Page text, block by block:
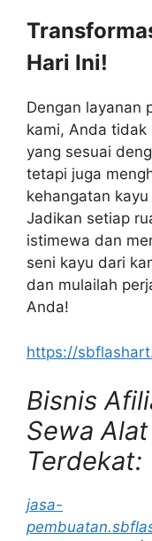
Hari Ini!
Dengan layanan
kami, Anda
yang sesuai
tetapi juga
kehangatan
Jadikan setiap
istimewa dan
seni kayu dari
dan mulailah
Anda!
https://
Bisnis
Sewa
Terdekat:
jasa-